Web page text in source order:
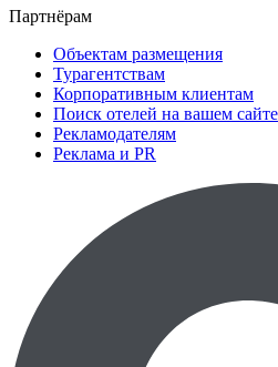
Партнёрам
Объектам размещения
Турагентствам
Корпоративным клиентам
Поиск отелей на вашем сайте
Рекламодателям
Реклама и PR